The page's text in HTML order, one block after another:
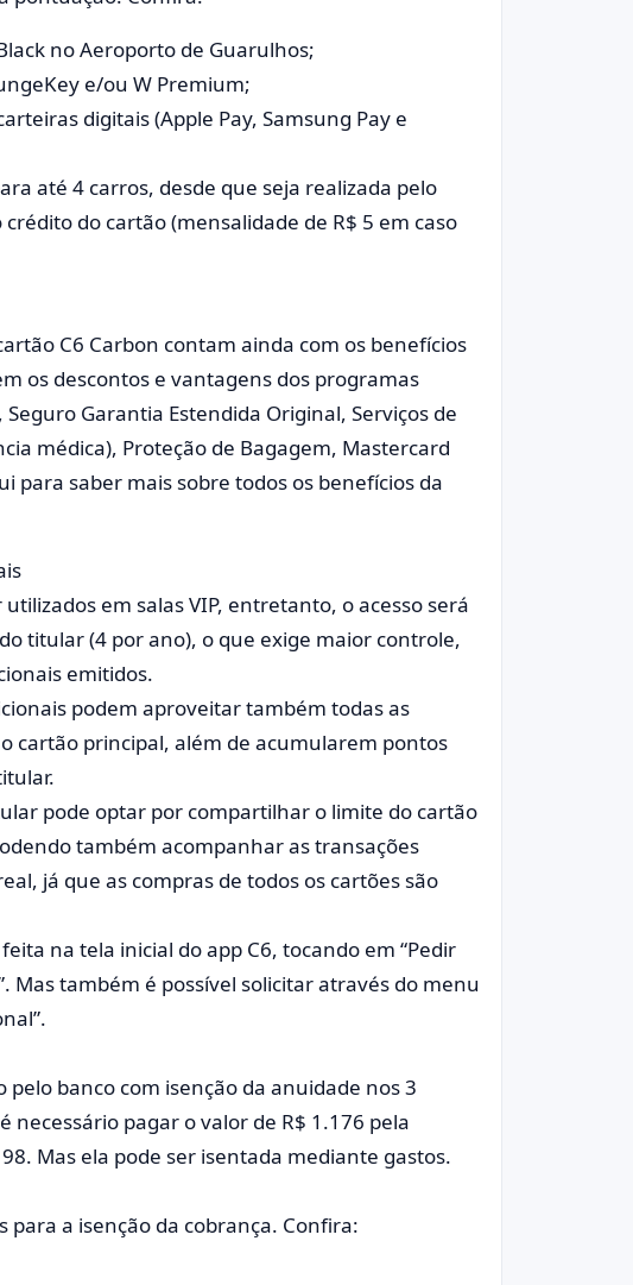
no Aeroporto de Guarulhos;
e/ou W Premium;
digitais (Apple Pay, Samsung Pay e
até 4 carros, desde que seja realizada pelo
do cartão (mensalidade de R$ 5 em caso
C6 Carbon contam ainda com os benefícios
os descontos e vantagens dos programas
Garantia Estendida Original, Serviços de
médica), Proteção de Bagagem, Mastercard
para saber mais sobre todos os benefícios da
em salas VIP, entretanto, o acesso será
titular (4 por ano), o que exige maior controle,
emitidos.
podem aproveitar também todas as
cartão principal, além de acumularem pontos
pode optar por compartilhar o limite do cartão
também acompanhar as transações
já que as compras de todos os cartões são
na tela inicial do app C6, tocando em “Pedir
Mas também é possível solicitar através do menu
banco com isenção da anuidade nos 3
necessário pagar o valor de R$ 1.176 pela
Mas ela pode ser isentada mediante gastos.
para a isenção da cobrança. Confira: